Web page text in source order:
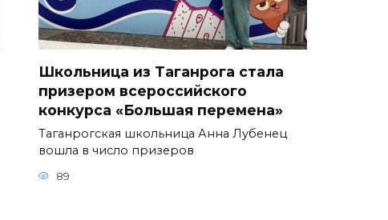
Школьница из Таганрога стала
призером всероссийского
конкурса «Большая перемена»
Таганрогская школьница Анна Лубенец
вошла в число призеров
89